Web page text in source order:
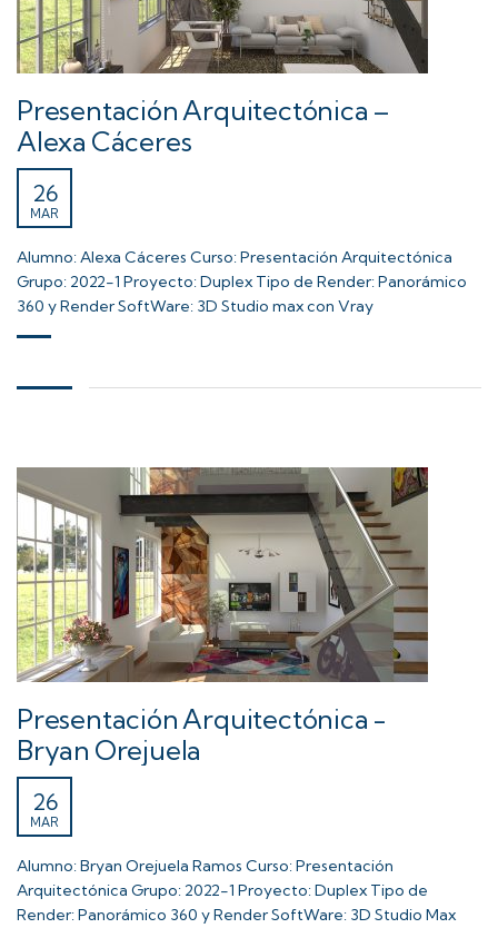
Presentación Arquitectónica –
Alexa Cáceres
26
MAR
Alumno: Alexa Cáceres Curso: Presentación Arquitectónica
Grupo: 2022-1 Proyecto: Duplex Tipo de Render: Panorámico
360 y Render SoftWare: 3D Studio max con Vray
Presentación Arquitectónica -
Bryan Orejuela
26
MAR
Alumno: Bryan Orejuela Ramos Curso: Presentación
Arquitectónica Grupo: 2022-1 Proyecto: Duplex Tipo de
Render: Panorámico 360 y Render SoftWare: 3D Studio Max